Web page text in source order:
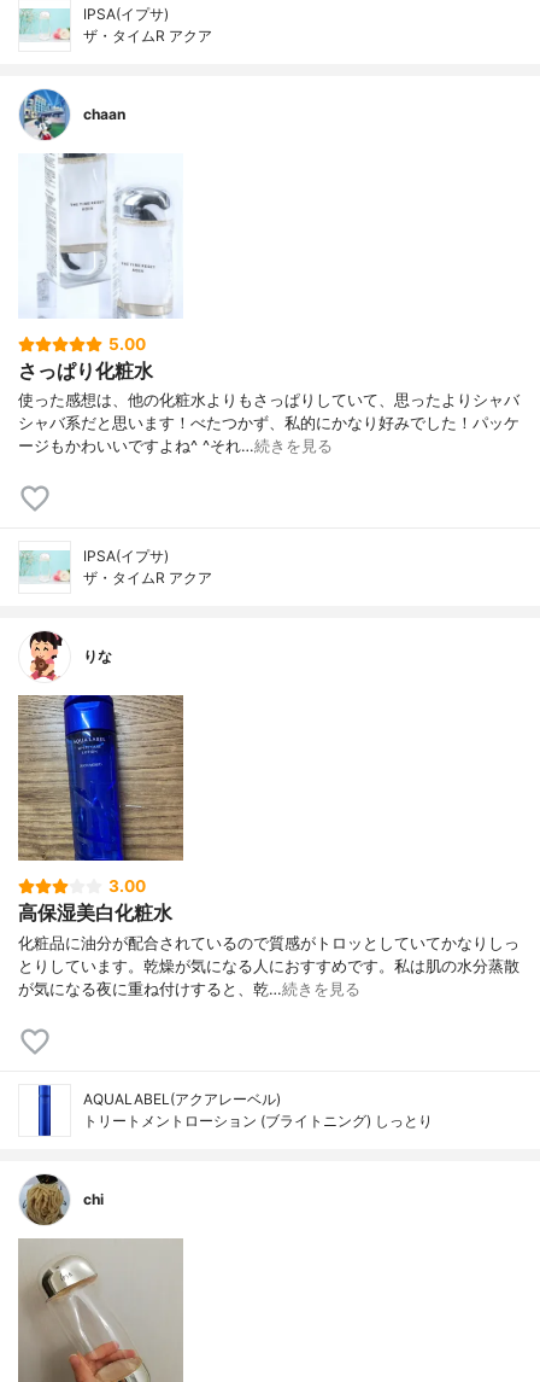
IPSA(イプサ)
ザ・タイムR アクア
chaan
5.00
さっぱり化粧水
使った感想は、他の化粧水よりもさっぱりしていて、思ったよりシャバ
シャバ系だと思います！べたつかず、私的にかなり好みでした！パッケ
ージもかわいいですよね^ ^それ…続きを見る
IPSA(イプサ)
ザ・タイムR アクア
りな
3.00
高保湿美白化粧水
化粧品に油分が配合されているので質感がトロッとしていてかなりしっ
とりしています。乾燥が気になる人におすすめです。私は肌の水分蒸散
が気になる夜に重ね付けすると、乾…続きを見る
AQUALABEL(アクアレーベル)
トリートメントローション (ブライトニング) しっとり
chi